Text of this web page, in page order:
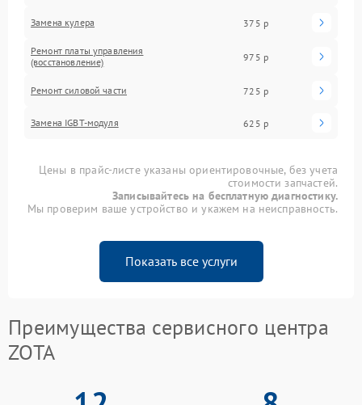
Замена кулера 375 р
Ремонт платы управления
(восстановление)
975 р
Ремонт силовой части 725 р
Замена IGBT-модуля 625 р
Цены в прайс-листе указаны ориентировочные, без учета
стоимости запчастей.
Записывайтесь на бесплатную диагностику.
Мы проверим ваше устройство и укажем на неисправность.
Показать все услуги
Преимущества сервисного центра
ZOTA